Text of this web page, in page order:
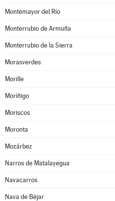
Montemayor del Río
Monterrubio de Armuña
Monterrubio de la Sierra
Morasverdes
Morille
Moríñigo
Moriscos
Moronta
Mozárbez
Narros de Matalayegua
Navacarros
Nava de Béjar